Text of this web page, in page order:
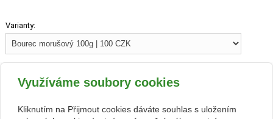
Varianty:
100 CZK
Využíváme soubory cookies
Kliknutím na Přijmout cookies dáváte souhlas s uložením